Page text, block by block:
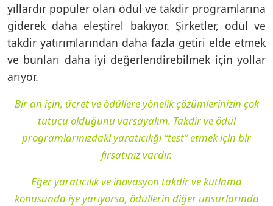
yıllardır popüler olan ödül ve takdir programlarına
giderek daha eleştirel bakıyor. Şirketler, ödül ve
takdir yatırımlarından daha fazla getiri elde etmek
ve bunları daha iyi değerlendirebilmek için yollar
arıyor.
Bir an için, ücret ve ödüllere yönelik çözümlerinizin çok
tutucu olduğunu varsayalım. Takdir ve ödül
programlarınızdaki yaratıcılığı “test” etmek için bir
fırsatınız vardır.
Eğer yaratıcılık ve inovasyon takdir ve kutlama
konusunda işe yarıyorsa, ödüllerin diğer unsurlarında